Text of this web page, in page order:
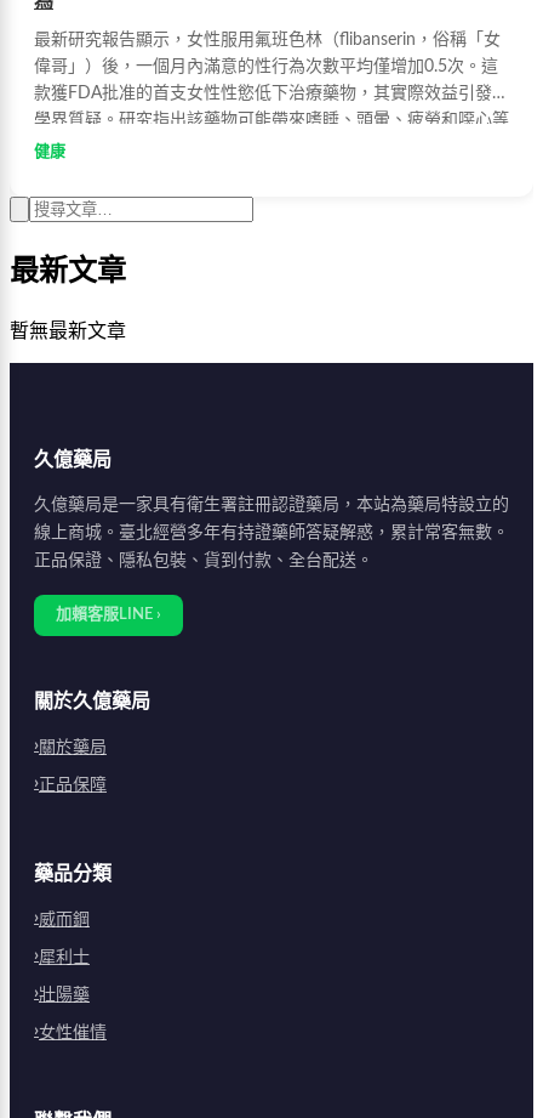
最新研究報告顯示，女性服用氟班色林（flibanserin，俗稱「女
偉哥」）後，一個月內滿意的性行為次數平均僅增加0.5次。這
款獲FDA批准的首支女性性慾低下治療藥物，其實際效益引發醫
學界質疑。研究指出該藥物可能帶來嗜睡、頭暈、疲勞和噁心等
副作用，市場銷售表現亦不理想。
健康
最新文章
暫無最新文章
久億藥局
久億藥局是一家具有衛生署註冊認證藥局，本站為藥局特設立的
線上商城。臺北經營多年有持證藥師答疑解惑，累計常客無數。
正品保證、隱私包裝、貨到付款、全台配送。
加賴客服LINE ›
關於久億藥局
關於藥局
正品保障
藥品分類
威而鋼
犀利士
壯陽藥
女性催情